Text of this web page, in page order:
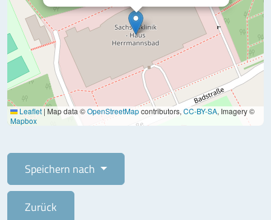
Leaflet | Map data ©OpenStreetMapcontributors, CC-BY-SA, Imagery ©
Mapbox
Speichern nach
Zurück